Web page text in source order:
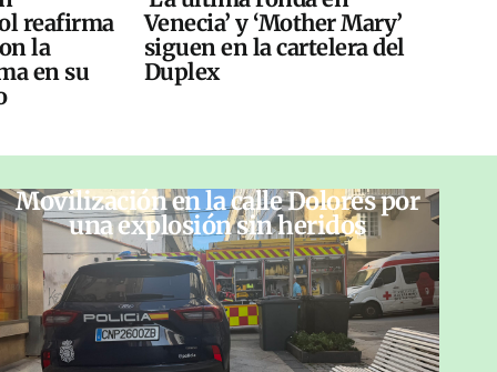
reafirma
la
en su
Venecia’ y ‘Mother Mary’
siguen en la cartelera del
Duplex
Movilización en la calle Dolores por
una explosión sin heridos